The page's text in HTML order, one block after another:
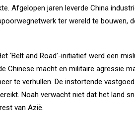
Afgelopen jaren leverde China
ter wereld te bouwen,
‘Belt and Road’-initiatief werd een
Chinese macht en militaire agressie
te verhullen. De instortende
Noah verwacht niet dat het land
van Azië.